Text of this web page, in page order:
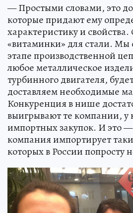
— Простыми словами, это
которые придают ему
характеристику и
«витаминки» для стали. Мы
этапе производственной
любое металлическое
турбинного двигателя,
доставляем необходимые
Конкуренция в нише
выигрывают те компании, у
импортных закупок. И это
компания импортирует
которых в России попросту